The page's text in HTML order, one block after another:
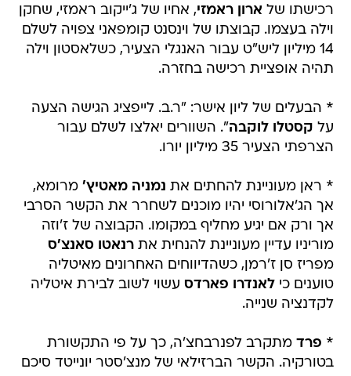
רכישתו של ארון ראמזי, אחיו של ג'ייקוב ראמזי, שחקן
וילה בעצמו. קבוצתו של וינסנט קומפאני צפויה לשלם
14 מיליון ליש"ט עבור האנגלי הצעיר, כשלאסטון וילה
תהיה אופציית רכישה בחזרה.
* הבעלים של ליון אישר: "ר.ב. לייפציג הגישה הצעה
על קסטלו לוקבה". השוורים יאלצו לשלם עבור
הצרפתי הצעיר 35 מיליון יורו.
* ראן מעוניינת להחתים את נמניה מאטיץ' מרומא,
אך הג'אלורוסי יהיו מוכנים לשחרר את הקשר הסרבי
אך ורק אם יגיע מחליף במקומו. הקבוצה של ז'וזה
מוריניו עדיין מעוניינת להנחית אתרנאטו סאנצ'ס
מפריז סן ז'רמן, כשהדיווחים האחרונים מאיטליה
טוענים כילאנדרו פארדס עשוי לשוב לבירת איטליה
לקדנציה שנייה.
* פרד מתקרב לפנרבחצ'ה, כך על פי התקשורת
בטורקיה. הקשר הברזילאי של מנצ'סטר יונייטד סיכם